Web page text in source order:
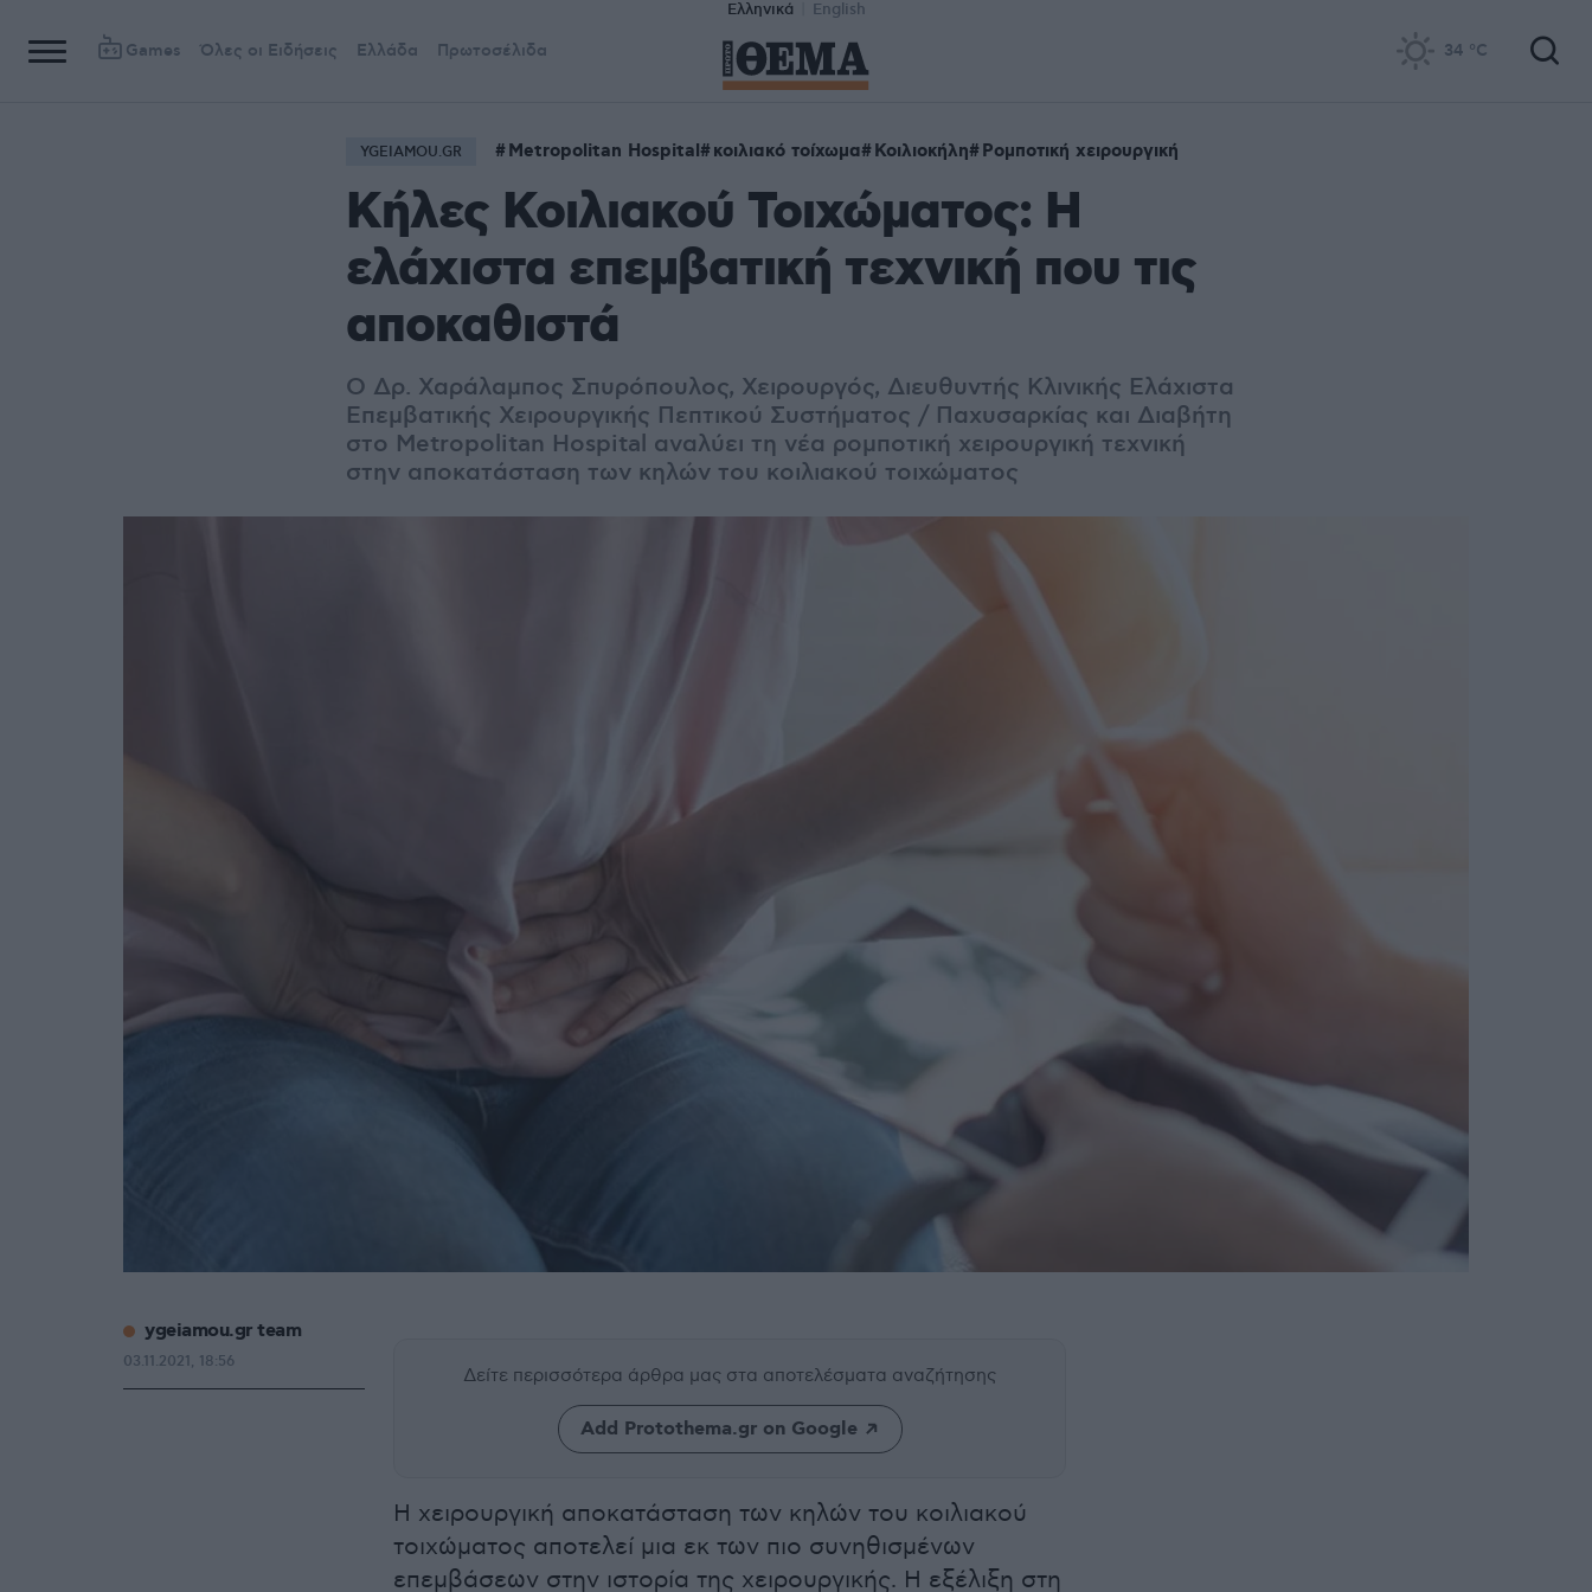
Ελληνικά English
Games Όλες οι Ειδήσεις Ελλάδα Πρωτοσέλιδα 34 °C
YGEIAMOU.GR Metropolitan Hospital κοιλιακό τοίχωμα Κοιλιοκήλη Ρομποτική χειρουργική
Κήλες Κοιλιακού Τοιχώματος: Η
ελάχιστα επεμβατική τεχνική που τις
αποκαθιστά
Ο Δρ. Χαράλαμπος Σπυρόπουλος, Χειρουργός, Διευθυντής Κλινικής Ελάχιστα
Επεμβατικής Χειρουργικής Πεπτικού Συστήματος / Παχυσαρκίας και Διαβήτη
στο Metropolitan Hospital αναλύει τη νέα ρομποτική χειρουργική τεχνική
στην αποκατάσταση των κηλών του κοιλιακού τοιχώματος
Δείτε περισσότερα άρθρα μας στα αποτελέσματα αναζήτησης
Add Protothema.gr on Google
Η χειρουργική αποκατάσταση των κηλών του κοιλιακού
τοιχώματος αποτελεί μια εκ των πιο συνηθισμένων
επεμβάσεων στην ιστορία της χειρουργικής. Η εξέλιξη στη
ygeiamou.gr team
03.11.2021, 18:56